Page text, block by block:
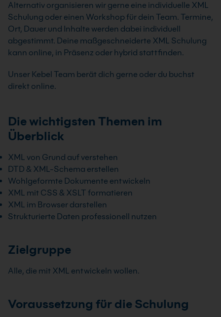
Alternativ organisieren wir gerne eine individuelle XML
Schulung oder einen Workshop für dein Team. Termine,
Ort, Dauer und Inhalte werden dabei individuell
abgestimmt. Deine maßgeschneiderte XML Schulung
kann online, in Präsenz oder hybrid stattfinden.
Unser Kebel Team berät dich gerne oder du buchst
direkt online.
Die wichtigsten Themen im
Überblick
XML von Grund auf verstehen
DTD & XML-Schema erstellen
Wohlgeformte Dokumente entwickeln
XML mit CSS & XSLT formatieren
XML im Browser darstellen
Strukturierte Daten professionell nutzen
Zielgruppe
Alle, die mit XML entwickeln wollen.
Voraussetzung für die Schulung